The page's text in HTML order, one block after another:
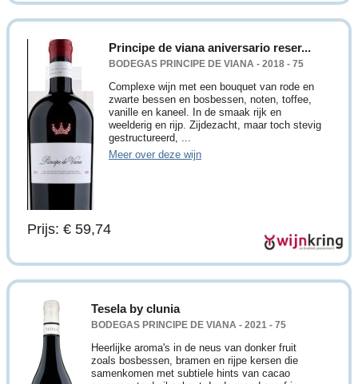
Principe de viana aniversario reser...
BODEGAS PRINCIPE DE VIANA - 2018 - 75
Complexe wijn met een bouquet van rode en
zwarte bessen en bosbessen, noten, toffee,
vanille en kaneel. In de smaak rijk en
weelderig en rijp. Zijdezacht, maar toch stevig
gestructureerd, ...
Meer over deze wijn
Prijs: € 59,74
Tesela by clunia
BODEGAS PRINCIPE DE VIANA - 2021 - 75
Heerlijke aroma's in de neus van donker fruit
zoals bosbessen, bramen en rijpe kersen die
samenkomen met subtiele hints van cacao